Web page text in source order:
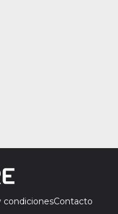
condicionesContacto